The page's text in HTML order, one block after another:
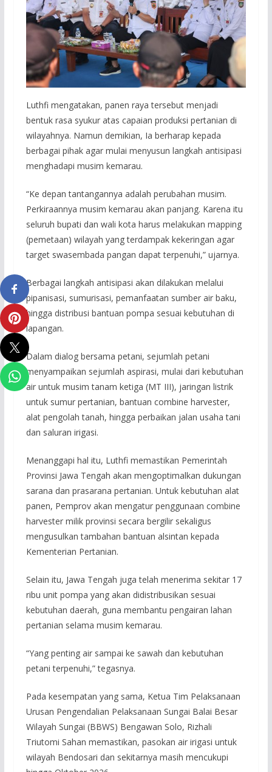
Luthfi mengatakan, panen raya tersebut menjadi
bentuk rasa syukur atas capaian produksi pertanian di
wilayahnya. Namun demikian, Ia berharap kepada
berbagai pihak agar mulai menyusun langkah antisipasi
menghadapi musim kemarau.
“Ke depan tantangannya adalah perubahan musim.
Perkiraannya musim kemarau akan panjang. Karena itu
seluruh bupati dan wali kota harus melakukan mapping
(pemetaan) wilayah yang terdampak kekeringan agar
target swasembada pangan dapat terpenuhi,” ujarnya.
Berbagai langkah antisipasi akan dilakukan melalui
pipanisasi, sumurisasi, pemanfaatan sumber air baku,
hingga distribusi bantuan pompa sesuai kebutuhan di
lapangan.
Dalam dialog bersama petani, sejumlah petani
menyampaikan sejumlah aspirasi, mulai dari kebutuhan
air untuk musim tanam ketiga (MT III), jaringan listrik
untuk sumur pertanian, bantuan combine harvester,
alat pengolah tanah, hingga perbaikan jalan usaha tani
dan saluran irigasi.
Menanggapi hal itu, Luthfi memastikan Pemerintah
Provinsi Jawa Tengah akan mengoptimalkan dukungan
sarana dan prasarana pertanian. Untuk kebutuhan alat
panen, Pemprov akan mengatur penggunaan combine
harvester milik provinsi secara bergilir sekaligus
mengusulkan tambahan bantuan alsintan kepada
Kementerian Pertanian.
Selain itu, Jawa Tengah juga telah menerima sekitar 17
ribu unit pompa yang akan didistribusikan sesuai
kebutuhan daerah, guna membantu pengairan lahan
pertanian selama musim kemarau.
“Yang penting air sampai ke sawah dan kebutuhan
petani terpenuhi,” tegasnya.
Pada kesempatan yang sama, Ketua Tim Pelaksanaan
Urusan Pengendalian Pelaksanaan Sungai Balai Besar
Wilayah Sungai (BBWS) Bengawan Solo, Rizhali
Triutomi Sahan memastikan, pasokan air irigasi untuk
wilayah Bendosari dan sekitarnya masih mencukupi